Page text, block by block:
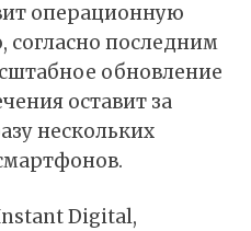
операционную
согласно последним
обновление
оставит за
нескольких
Digital,